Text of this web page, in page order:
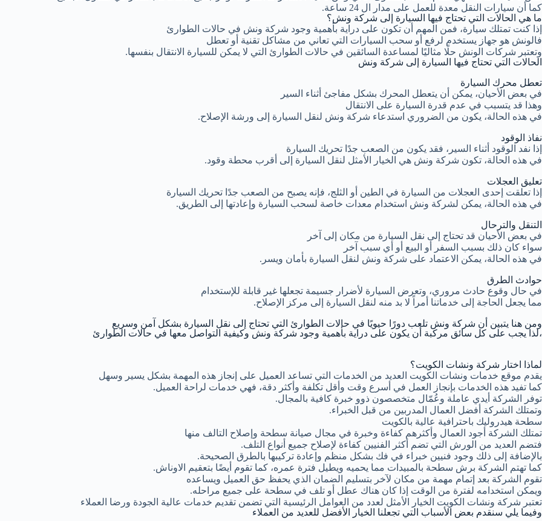
كما أن سيارات النقل معدة للعمل على مدار ال 24 ساعة.
ما هي الحالات التي تحتاج فيها السيارة إلى شركة ونش؟
إذا كنت تمتلك سيارة، فمن المهم أن تكون على دراية بأهمية وجود شركة ونش في حالات الطوارئ
فالونش هو جهاز يستخدم لرفع أو سحب السيارات التي تعاني من مشاكل تقنية أو تعطل
وتعتبر شركات الونش حلًا مثاليًا لمساعدة السائقين في حالات الطوارئ التي لا يمكن للسيارة الانتقال بنفسها.
الحالات التي تحتاج فيها السيارة إلى شركة ونش
تعطل محرك السيارة
في بعض الأحيان، يمكن أن يتعطل المحرك بشكل مفاجئ أثناء السير
وهذا قد يتسبب في عدم قدرة السيارة على الانتقال
في هذه الحالة، يكون من الضروري استدعاء شركة ونش لنقل السيارة إلى ورشة الإصلاح.
نفاذ الوقود
إذا نفد الوقود أثناء السير، فقد يكون من الصعب جدًا تحريك السيارة
في هذه الحالة، تكون شركة ونش هي الخيار الأمثل لنقل السيارة إلى أقرب محطة وقود.
تعليق العجلات
إذا تعلقت إحدى العجلات من السيارة في الطين أو الثلج، فإنه يصبح من الصعب جدًا تحريك السيارة
في هذه الحالة، يمكن لشركة ونش استخدام معدات خاصة لسحب السيارة وإعادتها إلى الطريق.
التنقل والترحال
في بعض الأحيان قد تحتاج إلى نقل السيارة من مكان إلى آخر
سواء كان ذلك بسبب السفر أو البيع أو أي سبب آخر
في هذه الحالة، يمكن الاعتماد على شركة ونش لنقل السيارة بأمان ويسر.
حوادث الطرق
في حال وقوع حادث مروري، وتعرض السيارة لأضرار جسيمة تجعلها غير قابلة للإستخدام
مما يجعل الحاجة إلى خدماتنا أمراً لا بد منه لنقل السيارة إلى مركز الإصلاح.
ومن هنا يتبين أن شركة ونش تلعب دورًا حيويًا في حالات الطوارئ التي تحتاج إلى نقل السيارة بشكل آمن وسريع
،لذا يجب على كل سائق مركبة أن يكون على دراية بأهمية وجود شركة ونش وكيفية التواصل معها في حالات الطوارئ
لماذا اختار شركة ونشات الكويت؟
يقدم موقع خدمات ونشات الكويت العديد من الخدمات التي تساعد العميل على إنجاز هذه المهمة بشكل يسير وسهل
كما تفيد هذه الخدمات بإنجاز العمل في أسرع وقت وأقل تكلفة وأكثر دقة، فهي خدمات لراحة العميل.
توفر الشركة أيدي عاملة وعُمّال متخصصون ذوو خبرة كافية بالمجال.
وتمتلك الشركة أفضل العمال المدربين من قبل الخبراء.
سطحة هيدروليك باحترافية عالية بالكويت
تمتلك الشركة أجود العمال وأكثرهم كفاءة وخبرة في مجال صيانة سطحة وإصلاح التالف منها
فتضم العديد من الورش التي تضم أكثر الفنيين كفاءة لإصلاح جميع أنواع التلف.
بالإضافة إلى ذلك وجود فنيين خبراء في فك بشكل منظم وإعادة تركيبها بالطرق الصحيحة.
كما تهتم الشركة برش سطحة بالمبيدات مما يحميه ويطيل فترة عمره، كما تقوم أيضًا بتعقيم الاوناش.
تقوم الشركة بعد إتمام مهمة من مكان لآخر بتسليم الضمان الذي يحفظ حق العميل ويساعده
ويمكن استخدامه لفترة من الوقت إذا كان هناك عطل أو تلف في سطحة على جميع مراحله.
تعتبر شركة ونشات الكويت الخيار الأمثل لعدد من العوامل الرئيسية التي تضمن تقديم خدمات عالية الجودة ورضا العملاء
وفيما يلي سنقدم بعض الأسباب التي تجعلنا الخيار الأفضل للعديد من العملاء